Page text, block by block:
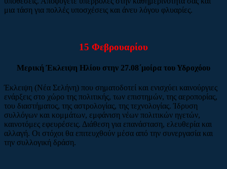
μια τάση για πολλές υποσχέσεις και άνευ λόγου φλυαρίες.
15 Φεβρουαρίου
Μερική Έκλειψη Ηλίου στην 27.08΄μοίρα του Υδροχόου
Έκλειψη (Νέα Σελήνη) που σηματοδοτεί και ενισχύει καινούργιες
ενάρξεις στο χώρο της πολιτικής, των επιστημών, της αεροπορίας,
του διαστήματος, της αστρολογίας, της τεχνολογίας. Ίδρυση
συλλόγων και κομμάτων, εμφάνιση νέων πολιτικών ηγετών,
καινοτόμες εφευρέσεις. Διάθεση για επανάσταση, ελευθερία και
αλλαγή. Οι στόχοι θα επιτευχθούν μέσα από την συνεργασία και
την συλλογική δράση.